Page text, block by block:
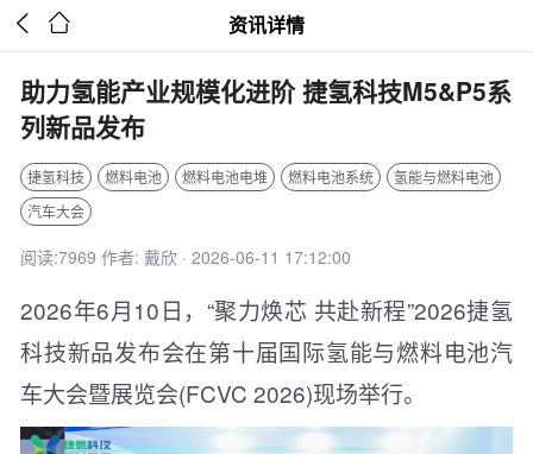
  资讯详情
助力氢能产业规模化进阶 捷氢科技M5&P5系
列新品发布
捷氢科技 燃料电池 燃料电池电堆 燃料电池系统
氢能与燃料电池
汽车大会
阅读:7969 作者: 戴欣 · 2026-06-11 17:12:00
2026年6月10日，“聚力焕芯 共赴新程”2026捷氢
科技新品发布会在第十届国际氢能与燃料电池汽
车大会暨展览会(FCVC 2026)现场举行。